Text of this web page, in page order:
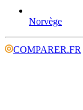
Norvège
COMPARER.FR